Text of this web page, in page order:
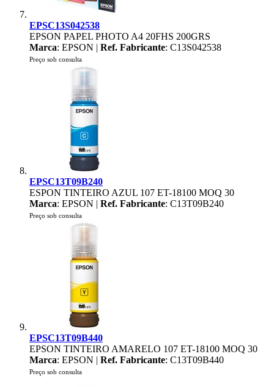
EPSC13S042538
EPSON PAPEL PHOTO A4 20FHS 200GRS
Marca: EPSON | Ref. Fabricante: C13S042538
Preço sob consulta
EPSC13T09B240
ESPON TINTEIRO AZUL 107 ET-18100 MOQ 30
Marca: EPSON | Ref. Fabricante: C13T09B240
Preço sob consulta
EPSC13T09B440
EPSON TINTEIRO AMARELO 107 ET-18100 MOQ 30
Marca: EPSON | Ref. Fabricante: C13T09B440
Preço sob consulta